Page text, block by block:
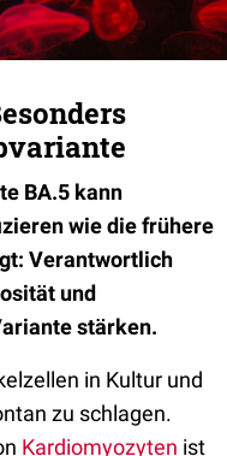
BA.5 kann
wie die frühere
Verantwortlich
und
stärken.
in Kultur und
zu schlagen.
Kardiomyozyten ist